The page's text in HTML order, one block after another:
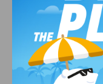
DFCO : UNE